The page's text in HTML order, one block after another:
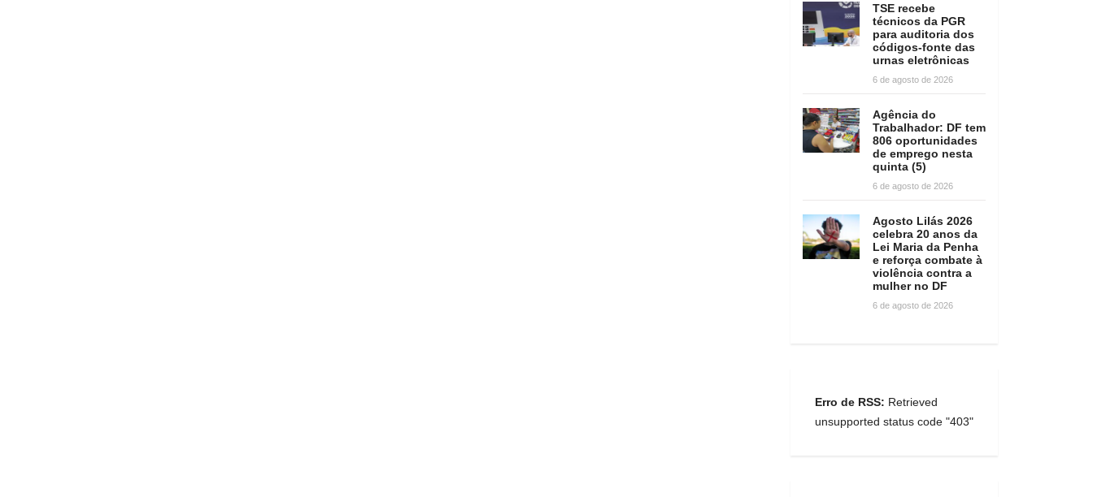
TSE recebe
técnicos da PGR
para auditoria dos
códigos-fonte das
urnas eletrônicas
6 de agosto de 2026
Agência do
Trabalhador: DF tem
806 oportunidades
de emprego nesta
quinta (5)
6 de agosto de 2026
Agosto Lilás 2026
celebra 20 anos da
Lei Maria da Penha
e reforça combate à
violência contra a
mulher no DF
6 de agosto de 2026
Erro de RSS: Retrieved
unsupported status code "403"